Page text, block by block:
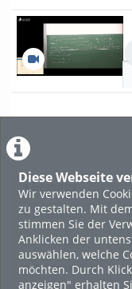
Diese Webseite
Wir verwenden
zu gestalten. Mit
stimmen Sie der
Anklicken der
auswählen, welche
möchten. Durch
anzeigen" erhalten
Beliebtheit
Bewertung
Kommentare